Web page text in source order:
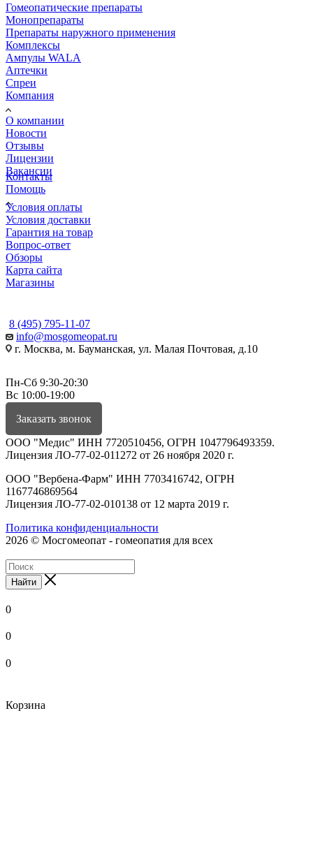
Гомеопатические препараты
Монопрепараты
Препараты наружного применения
Комплексы
Ампулы WALA
Аптечки
Спреи
Компания
О компании
Новости
Отзывы
Лицензии
Вакансии
Контакты
Помощь
Условия оплаты
Условия доставки
Гарантия на товар
Вопрос-ответ
Обзоры
Карта сайта
Магазины
8 (495) 795-11-07
info@mosgomeopat.ru
г. Москва, м. Бауманская, ул. Малая Почтовая, д.10
Пн-Сб 9:30-20:30
Вс 10:00-19:00
Заказать звонок
ООО "Медис" ИНН 7720510456, ОГРН 1047796493359.
Лицензия ЛО-77-02-011272 от 26 ноября 2020 г.
ООО "Вербена-Фарм" ИНН 7703416742, ОГРН
1167746869564
Лицензия ЛО-77-02-010138 от 12 марта 2019 г.
Политика конфиденциальности
2026 © Мосгомеопат - гомеопатия для всех
Найти
0
0
0
Корзина